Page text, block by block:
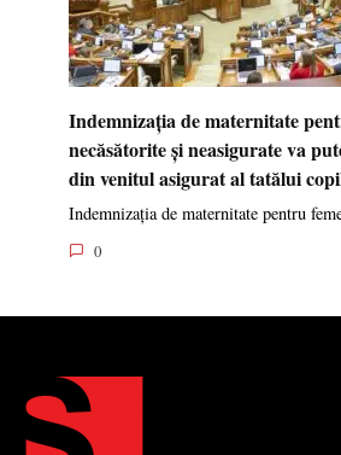
Indemnizația de maternitate
necăsătorite și neasigurate va
din venitul asigurat al tatălui
Indemnizația de maternitate pentru
0